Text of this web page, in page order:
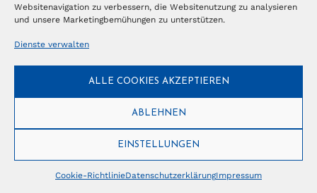
Websitenavigation zu verbessern, die Websitenutzung zu analysieren
und unsere Marketingbemühungen zu unterstützen.
Dienste verwalten
ALLE COOKIES AKZEPTIEREN
ABLEHNEN
EINSTELLUNGEN
Cookie-RichtlinieDatenschutzerklärungImpressum
Anmelden
© Copyright 2026 – Ferientrends // info@tlvg.ch
Tourismus Lifestyle Verlag GmbH // Frohbergweg 1 - CH-3012 Bern //
Datenschutzerklärung //Impressum